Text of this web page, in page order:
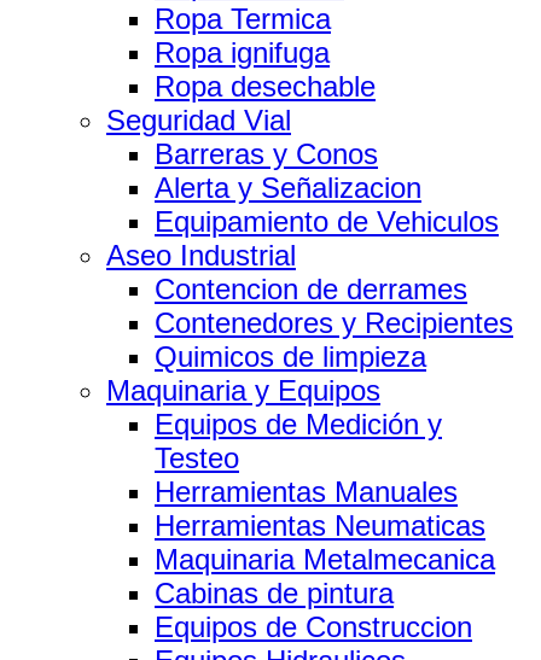
Ropa Termica
Ropa ignifuga
Ropa desechable
Seguridad Vial
Barreras y Conos
Alerta y Señalizacion
Equipamiento de Vehiculos
Aseo Industrial
Contencion de derrames
Contenedores y Recipientes
Quimicos de limpieza
Maquinaria y Equipos
Equipos de Medición y
Testeo
Herramientas Manuales
Herramientas Neumaticas
Maquinaria Metalmecanica
Cabinas de pintura
Equipos de Construccion